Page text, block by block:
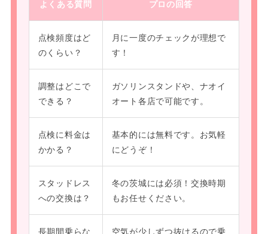
よくある質問 プロの回答
点検頻度はど
のくらい？
月に一度のチェックが理想で
す！
調整はどこで
できる？
ガソリンスタンドや、ナオイ
オート各店で可能です。
点検に料金は
かかる？
基本的には無料です。お気軽
にどうぞ！
スタッドレス
への交換は？
冬の茨城には必須！交換時期
もお任せください。
長期間乗らな
空気が少しずつ抜けるので乗